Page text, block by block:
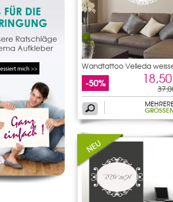
Wandtattoo Velleda
-50%
GRÖSSEN